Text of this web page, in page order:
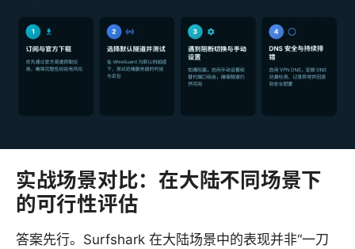
实战场景对比：在大陆不同场景下
的可行性评估
答案先行。Surfshark 在大陆场景中的表现并非“一刀